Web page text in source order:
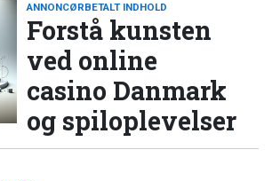
ANNONCØRBETALT INDHOLD
Forstå kunsten
ved online
casino Danmark
og spiloplevelser